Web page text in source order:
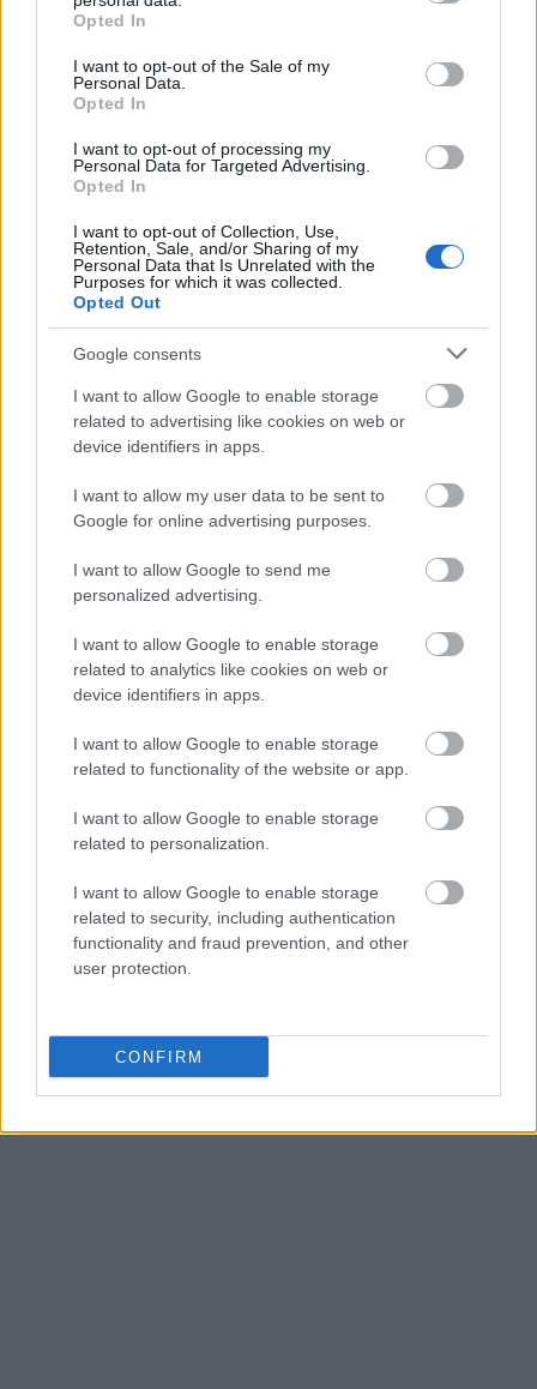
grant or deny consent to Google and its third-party tags to
use your data for below specified purposes in below Google
consent section.
Opted In
I want to opt-out of the Sale of my
Personal Data.
Opted In
I want to opt-out of processing my
Personal Data for Targeted Advertising.
Opted In
I want to opt-out of Collection, Use,
Retention, Sale, and/or Sharing of my
Personal Data that Is Unrelated with the
Purposes for which it was collected.
Opted Out
Google consents
I want to allow Google to enable storage
related to advertising like cookies on web or
device identifiers in apps.
I want to allow my user data to be sent to
Google for online advertising purposes.
I want to allow Google to send me
personalized advertising.
I want to allow Google to enable storage
related to analytics like cookies on web or
device identifiers in apps.
I want to allow Google to enable storage
related to functionality of the website or app.
I want to allow Google to enable storage
related to personalization.
I want to allow Google to enable storage
related to security, including authentication
functionality and fraud prevention, and other
user protection.
CONFIRM
AI
Redakcja
Reklama
Obserwuj nas
Zacznij pisać, żeby zobaczyć wyniki lub przyciśnij ESC,
by zamknąć
ZOBACZ WSZYSTKIE WYNIKI
A customizable modal perfect for newsletters
[mc4wp_form id="496"]